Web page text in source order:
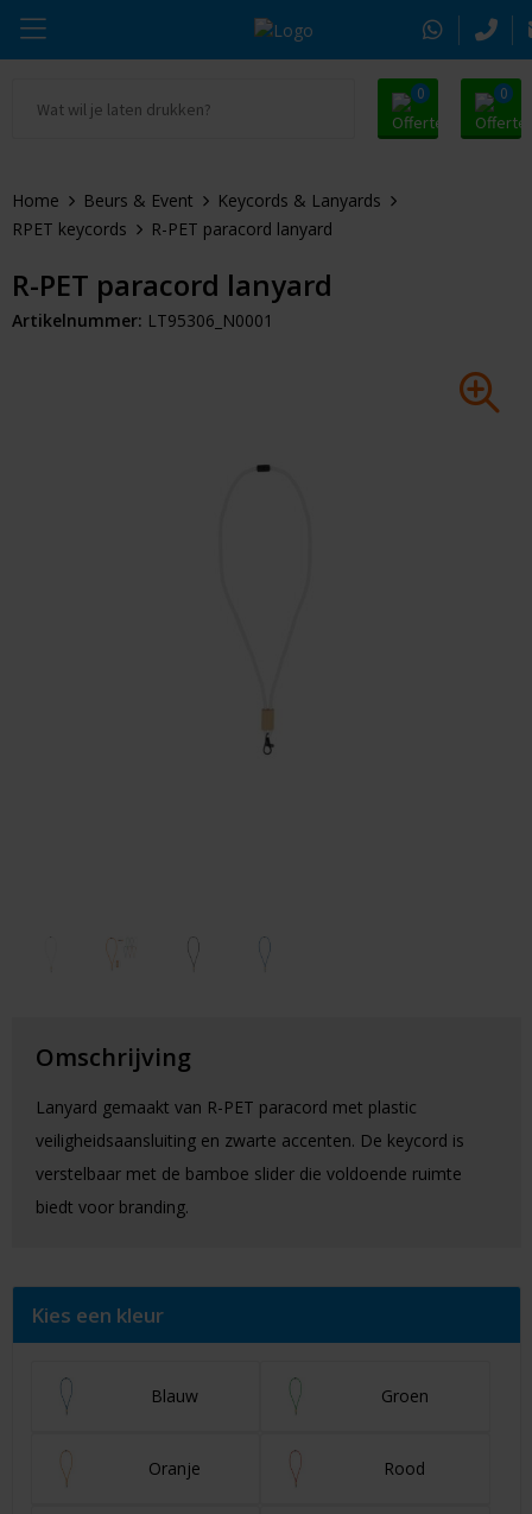
0 0
Drinkwaren
Tassen & Reizen
Gezondheid & Verzorging
Alle promosnoepje
Zomer
Kerst
Thule
Alle merken
Home Beurs & Event
Keycords & Lanyards
RPET keycords
R-PET paracord lanyard
R-PET paracord lanyard
Artikelnummer: LT95306_N0001
Omschrijving
Lanyard gemaakt van R-PET paracord met plastic
veiligheidsaansluiting en zwarte accenten. De keycord is
verstelbaar met de bamboe slider die voldoende ruimte
biedt voor branding.
Kies een kleur
Blauw Groen
Oranje Rood